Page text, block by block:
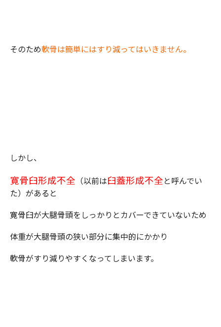
そのため軟骨は簡単にはすり減ってはいきません。
しかし、
寛骨臼形成不全 （以前は臼蓋形成不全と呼んでい
た）があると
寛骨臼が大腿骨頭をしっかりとカバーできていないため
体重が大腿骨頭の狭い部分に集中的にかかり
軟骨がすり減りやすくなってしまいます。